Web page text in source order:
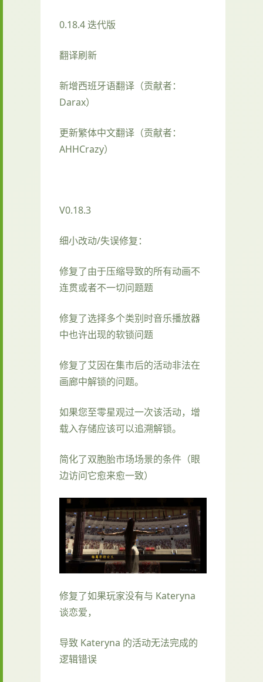
0.18.4 迭代版
翻译刷新
新增西班牙语翻译（贡献者：
Darax）
更新繁体中文翻译（贡献者：
AHHCrazy）
V0.18.3
细小改动/失误修复：
修复了由于压缩导致的所有动画不
连贯或者不一切问题题
修复了选择多个类别时音乐播放器
中也许出现的软锁问题
修复了艾因在集市后的活动非法在
画廊中解锁的问题。
如果您至零星观过一次该活动，增
载入存储应该可以追溯解锁。
简化了双胞胎市场场景的条件（眼
边访问它愈来愈一致）
修复了如果玩家没有与 Kateryna
谈恋爱，
导致 Kateryna 的活动无法完成的
逻辑错误